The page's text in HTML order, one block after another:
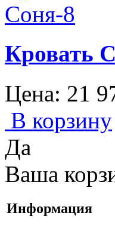
Кровать
Цена: 21
В корзину
Да
Ваша
Информация